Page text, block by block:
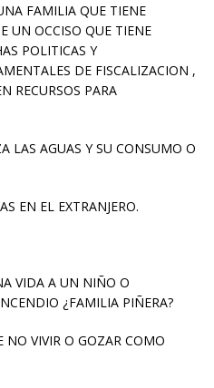
FAMILIA QUE TIENE
UN OCCISO QUE TIENE
POLITICAS Y
DE FISCALIZACION ,
RECURSOS PARA
LAS AGUAS Y SU CONSUMO O
EN EL EXTRANJERO.
VIDA A UN NIÑO O
¿FAMILIA PIÑERA?
VIVIR O GOZAR COMO